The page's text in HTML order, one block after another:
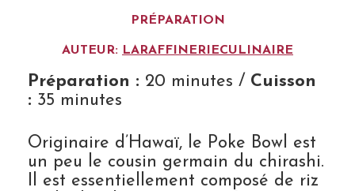
PRÉPARATION
AUTEUR: LARAFFINERIECULINAIRE
Préparation : 20 minutes / Cuisson
: 35 minutes
Originaire d’Hawaï, le Poke Bowl est
un peu le cousin germain du chirashi.
Il est essentiellement composé de riz